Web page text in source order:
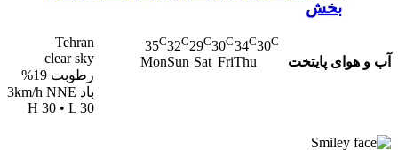
بخش
آب و هوای پایتخت
30C
Tehran
clear sky
رطوبت 19%
باد 3km/h NNE
H 30 • L 30
34C
Thu
30C
Fri
29C
Sat
32C
Sun
35C
Mon